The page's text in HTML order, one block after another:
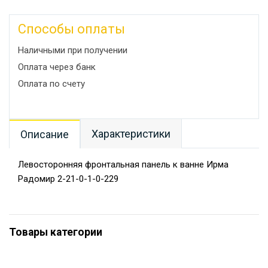
Способы оплаты
Наличными при получении
Оплата через банк
Оплата по счету
Описание Характеристики
Левосторонняя фронтальная панель к ванне Ирма
Радомир 2-21-0-1-0-229
Товары категории